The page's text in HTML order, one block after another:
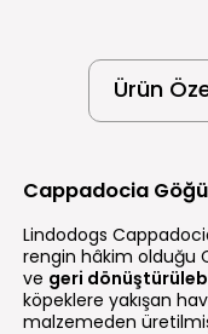
Ürün
Cappadocia
Lindodogs
rengin hâkim olduğu
ve geri
köpeklere yakışan
malzemeden